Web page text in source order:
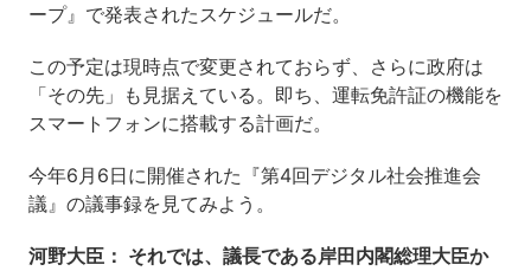
ープ』で発表されたスケジュールだ。
この予定は現時点で変更されておらず、さらに政府は
「その先」も見据えている。即ち、運転免許証の機能を
スマートフォンに搭載する計画だ。
今年6月6日に開催された『第4回デジタル社会推進会
議』の議事録を見てみよう。
河野大臣： それでは、議長である岸田内閣総理大臣か